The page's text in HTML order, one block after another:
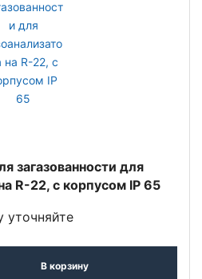
загазованности для
R-22, с корпусом IP 65
уточняйте
В корзину